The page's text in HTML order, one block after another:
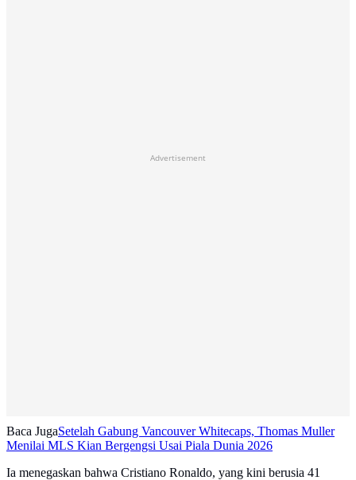
Advertisement
Baca JugaSetelah Gabung Vancouver Whitecaps, Thomas Muller
Menilai MLS Kian Bergengsi Usai Piala Dunia 2026
Ia menegaskan bahwa Cristiano Ronaldo, yang kini berusia 41